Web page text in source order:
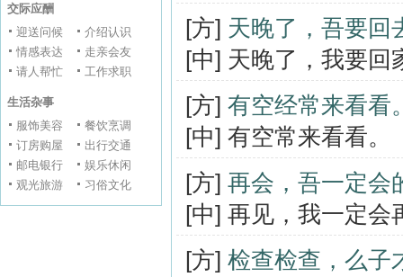
交际应酬
迎送问候
介绍认识
情感表达
走亲会友
请人帮忙
工作求职
生活杂事
服饰美容
餐饮烹调
订房购屋
出行交通
邮电银行
娱乐休闲
观光旅游
习俗文化
[方] 天晚了，吾要回
[中] 天晚了，我要回
[方] 有空经常来看看
[中] 有空常来看看。
[方] 再会，吾一定会
[中] 再见，我一定会
[方] 检查检查，么子